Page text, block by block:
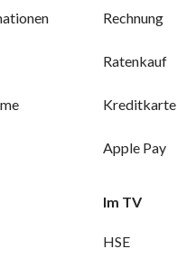
Rechnung
Ratenkauf
Kreditkarte
Apple Pay
Im TV
HSE